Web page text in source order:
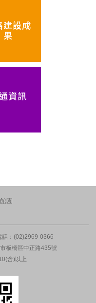
建設成
果
資訊
園
話：(02)2969-0366
板橋區中正路435號
含)以上